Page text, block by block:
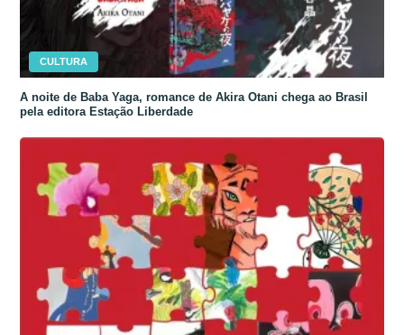
CULTURA
A noite de Baba Yaga, romance de Akira Otani chega ao Brasil
pela editora Estação Liberdade